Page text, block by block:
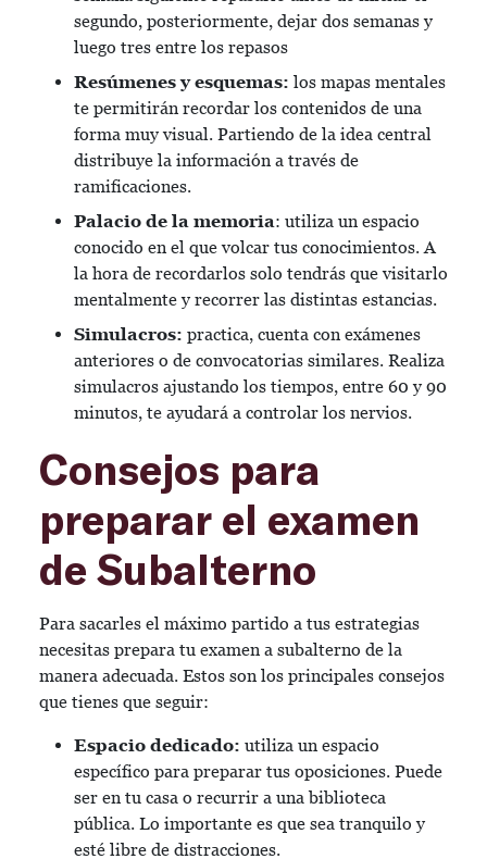
segundo, posteriormente, dejar dos semanas y
luego tres entre los repasos
Resúmenes y esquemas: los mapas mentales
te permitirán recordar los contenidos de una
forma muy visual. Partiendo de la idea central
distribuye la información a través de
ramificaciones.
Palacio de la memoria: utiliza un espacio
conocido en el que volcar tus conocimientos. A
la hora de recordarlos solo tendrás que visitarlo
mentalmente y recorrer las distintas estancias.
Simulacros: practica, cuenta con exámenes
anteriores o de convocatorias similares. Realiza
simulacros ajustando los tiempos, entre 60 y 90
minutos, te ayudará a controlar los nervios.
Consejos para
preparar el examen
de Subalterno
Para sacarles el máximo partido a tus estrategias
necesitas prepara tu examen a subalterno de la
manera adecuada. Estos son los principales consejos
que tienes que seguir:
Espacio dedicado: utiliza un espacio
específico para preparar tus oposiciones. Puede
ser en tu casa o recurrir a una biblioteca
pública. Lo importante es que sea tranquilo y
esté libre de distracciones.